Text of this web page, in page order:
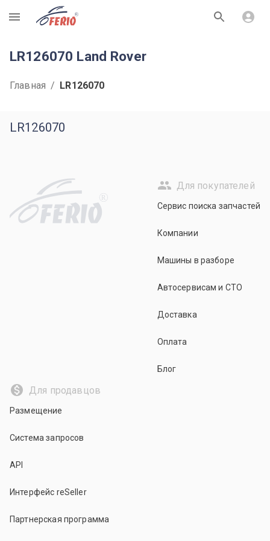
R
LR126070 Land Rover
Главная / LR126070
LR126070
R
Для покупателей
Сервис поиска запчастей
Компании
Машины в разборе
Автосервисам и СТО
Доставка
Оплата
Блог
Для продавцов
Размещение
Система запросов
API
Интерфейс reSeller
Партнерская программа